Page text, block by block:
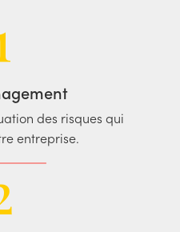
des risques qui
entreprise.